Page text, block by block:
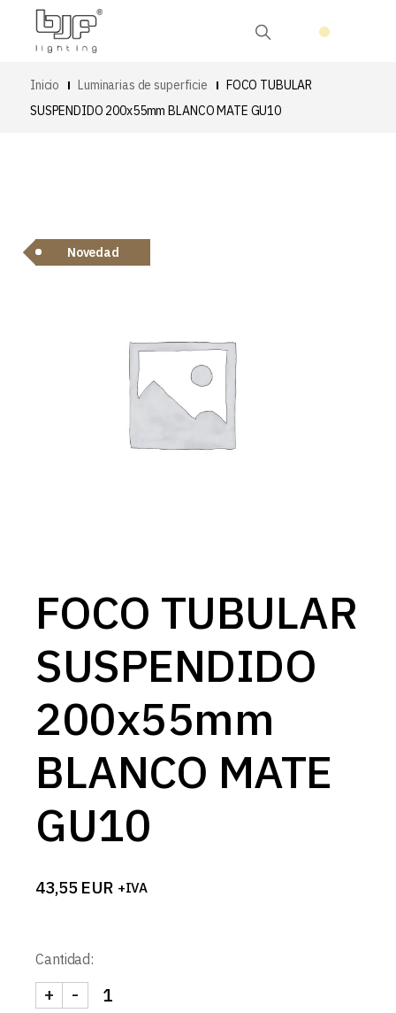
Inicio Luminarias de superficie
FOCO TUBULAR
SUSPENDIDO 200x55mm BLANCO MATE GU10
Novedad
FOCO TUBULAR
SUSPENDIDO
200x55mm
BLANCO MATE
GU10
43,55 EUR +IVA
Cantidad:
FOCO TUBULAR SUSPENDIDO 200x55mm
-
+